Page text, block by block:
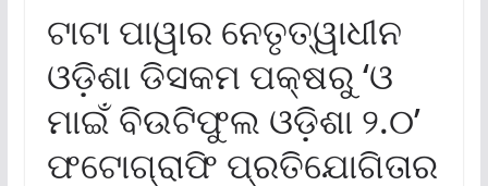
ଟାଟା ପାୱାର ନେତୃତ୍ୱାଧୀନ
ଓଡ଼ିଶା ଡିସକମ ପକ୍ଷରୁ ‘ଓ
ମାଇଁ ବିଉଟିଫୁଲ ଓଡ଼ିଶା ୨.୦’
ଫଟୋଗ୍ରାଫି ପ୍ରତିଯୋଗିତାର